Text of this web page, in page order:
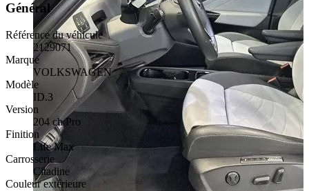
Général
Référence du véhicule
2129071
Marque
VOLKSWAGEN
Modèle
ID.3
Version
204 ch Pro
Finition
Life Max
Carrosserie
Citadine
Couleur extérieure